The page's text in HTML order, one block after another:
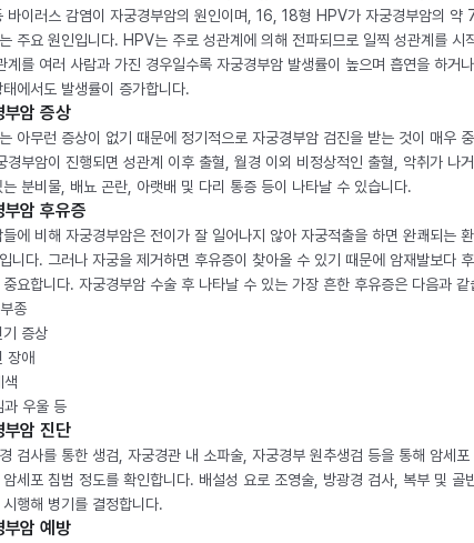
바이러스 감염이 자궁경부암의 원인이며, 16, 18형 HPV가 자궁경부암의 약
주요 원인입니다. HPV는 주로 성관계에 의해 전파되므로 일찍 성관계를 시
계를 여러 사람과 가진 경우일수록 자궁경부암 발생률이 높으며 흡연을 하거
태에서도 발생률이 증가합니다.
부암 증상
아무런 증상이 없기 때문에 정기적으로 자궁경부암 검진을 받는 것이 매우
경부암이 진행되면 성관계 이후 출혈, 월경 이외 비정상적인 출혈, 악취가 나
는 분비물, 배뇨 곤란, 아랫배 및 다리 통증 등이 나타날 수 있습니다.
부암 후유증
들에 비해 자궁경부암은 전이가 잘 일어나지 않아 자궁적출을 하면 완쾌되는
니다. 그러나 자궁을 제거하면 후유증이 찾아올 수 있기 때문에 암재발보다
요합니다. 자궁경부암 수술 후 나타날 수 있는 가장 흔한 후유증은 다음과 같
종
증상
장애
색
우울 등
부암 진단
검사를 통한 생검, 자궁경관 내 소파술, 자궁경부 원추생검 등을 통해 암세포
암세포 침범 정도를 확인합니다. 배설성 요로 조영술, 방광경 검사, 복부 및 골
시행해 병기를 결정합니다.
부암 예방